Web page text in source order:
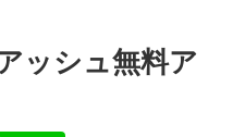
ッシュ無料ア